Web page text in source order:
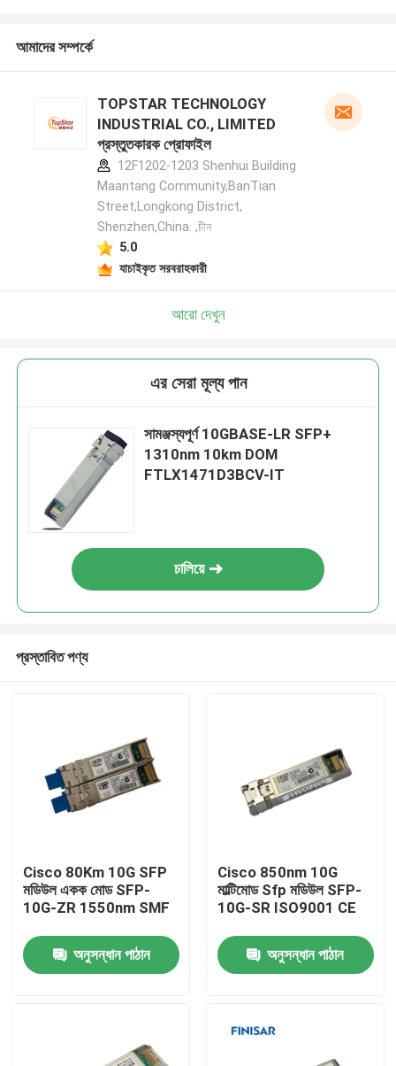
আমাদের সম্পর্কে
আমাদের সম্পর্কে
TOPSTAR TECHNOLOGY
INDUSTRIAL CO., LIMITED
প্রস্তুতকারক প্রোফাইল
12F1202-1203 Shenhui Building
Maantang Community,BanTian
Street,Longkong District,
Shenzhen,China. ,চীন
5.0
যাচাইকৃত সরবরাহকারী
আরো দেখুন
এর সেরা মূল্য পান
সামঞ্জস্যপূর্ণ 10GBASE-LR SFP+
1310nm 10km DOM
FTLX1471D3BCV-IT
চালিয়ে
প্রস্তাবিত পণ্য
Cisco 80Km 10G SFP
মডিউল একক মোড SFP-
10G-ZR 1550nm SMF
অনুসন্ধান পাঠান
Cisco 850nm 10G
মাল্টিমোড Sfp মডিউল SFP-
10G-SR ISO9001 CE
অনুসন্ধান পাঠান